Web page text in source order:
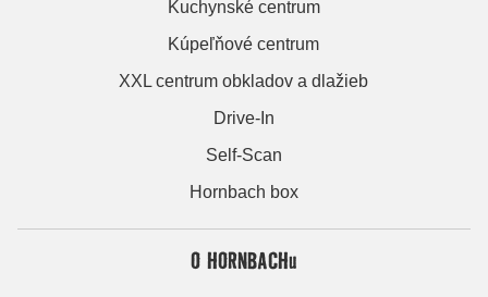
Kuchynské centrum
Kúpeľňové centrum
XXL centrum obkladov a dlažieb
Drive-In
Self-Scan
Hornbach box
O HORNBACHu